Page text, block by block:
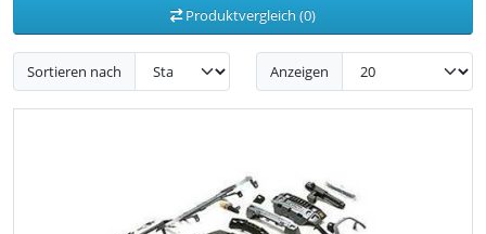
Produktvergleich (0)
Sortieren nach Anzeigen